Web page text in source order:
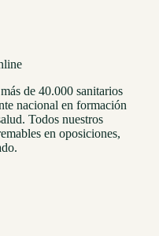
de 40.000 sanitarios
nacional en formación
Todos nuestros
en oposiciones,